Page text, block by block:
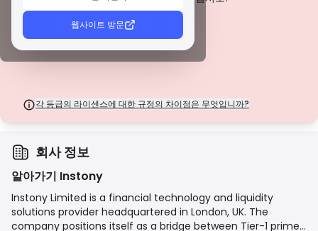
웹사이트 방문
각 등급의 라이센스에 대한 규정의 차이점은 무엇입니까?
신흥 시장의 규제 기관에서 발급한 이 라이선스는 최소 자본 요건 및 AML 정책
과 같은 기본적인 보호 기능을 제공합니다. 감독이 덜 엄격하므로 거래자는 주
의를 기울이고 안전 조치를 확인해야 합니다.
감독이 최소화된 관할권에서 발행된 이러한 라이선스는 종종 자금 분리 및 보험
회사 정보
알아가기 Instony
Instony Limited is a financial technology and liquidity
solutions provider headquartered in London, UK. The
company positions itself as a bridge between Tier-1 prime